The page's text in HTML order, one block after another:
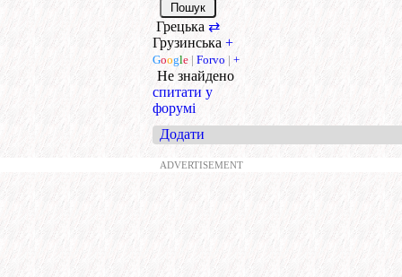
Грецька ⇄
Грузинська +
Google | Forvo | +
Не знайдено
спитати у
форумі
Додати
ADVERTISEMENT